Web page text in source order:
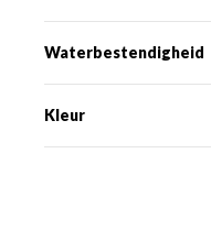
Waterbestendigheid
Kleur